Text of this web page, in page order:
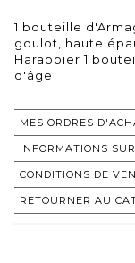
1 bouteille
goulot, haute
Harappier 1
d'âge
MES ORDRES
INFORMATIONS
CONDITIONS DE
RETOURNER AU